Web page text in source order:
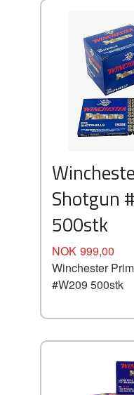
Shotgun
500stk
Pris
NOK 999,00
Winchester
#W209 500stk